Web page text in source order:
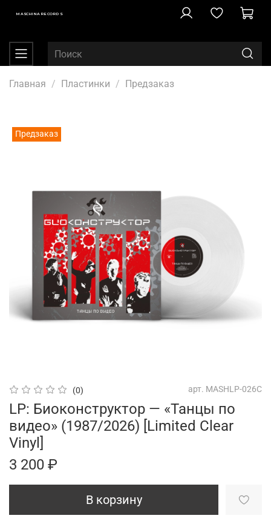
MASCHINA RECORDS
Главная Пластинки Предзаказ
Предзаказ
(0) арт. MASHLP-026C
LP: Биоконструктор — «Танцы по
видео» (1987/2026) [Limited Clear
Vinyl]
3 200 ₽
В корзину